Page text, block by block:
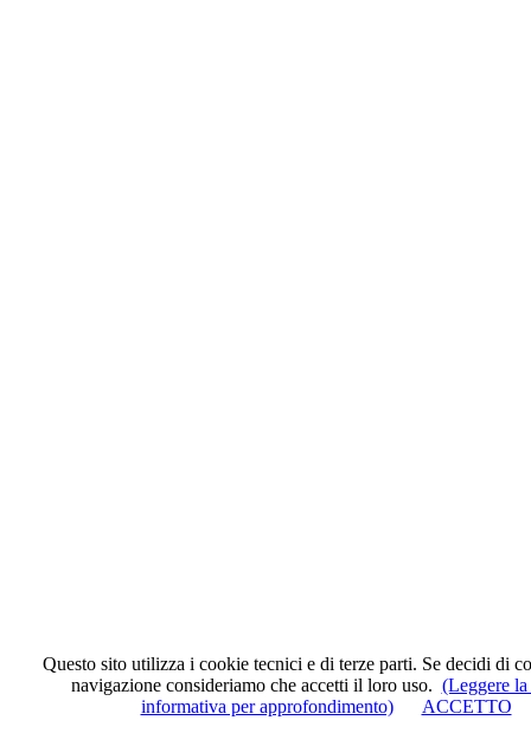
Questo sito utilizza i cookie tecnici e di terze parti. Se decidi di
navigazione consideriamo che accetti il loro uso. (Leggere la
informativa per approfondimento)
ACCETTO